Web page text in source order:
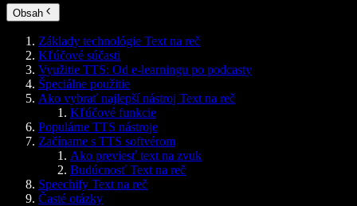
Obsah
Základy technológie Text na reč
Kľúčové súčasti
Využitie TTS: Od e‑learningu po podcasty
Špeciálne použitie
Ako vybrať najlepší nástroj Text na reč
Kľúčové funkcie
Populárne TTS nástroje
Začíname s TTS softvérom
Ako previesť text na zvuk
Budúcnosť Text na reč
Speechify Text na reč
Časté otázky